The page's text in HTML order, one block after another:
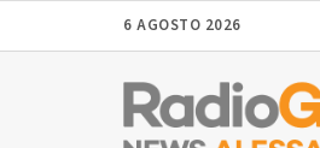
6 AGOSTO 2026